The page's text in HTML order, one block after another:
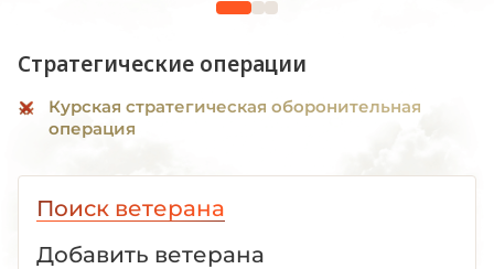
Стратегические операции
Курская стратегическая оборонительная
операция
Поиск ветерана
Добавить ветерана